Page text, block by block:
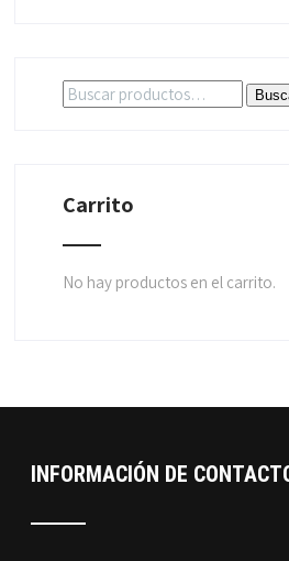
Buscar
por:
Carrito
No hay productos en el carrito.
INFORMACIÓN DE